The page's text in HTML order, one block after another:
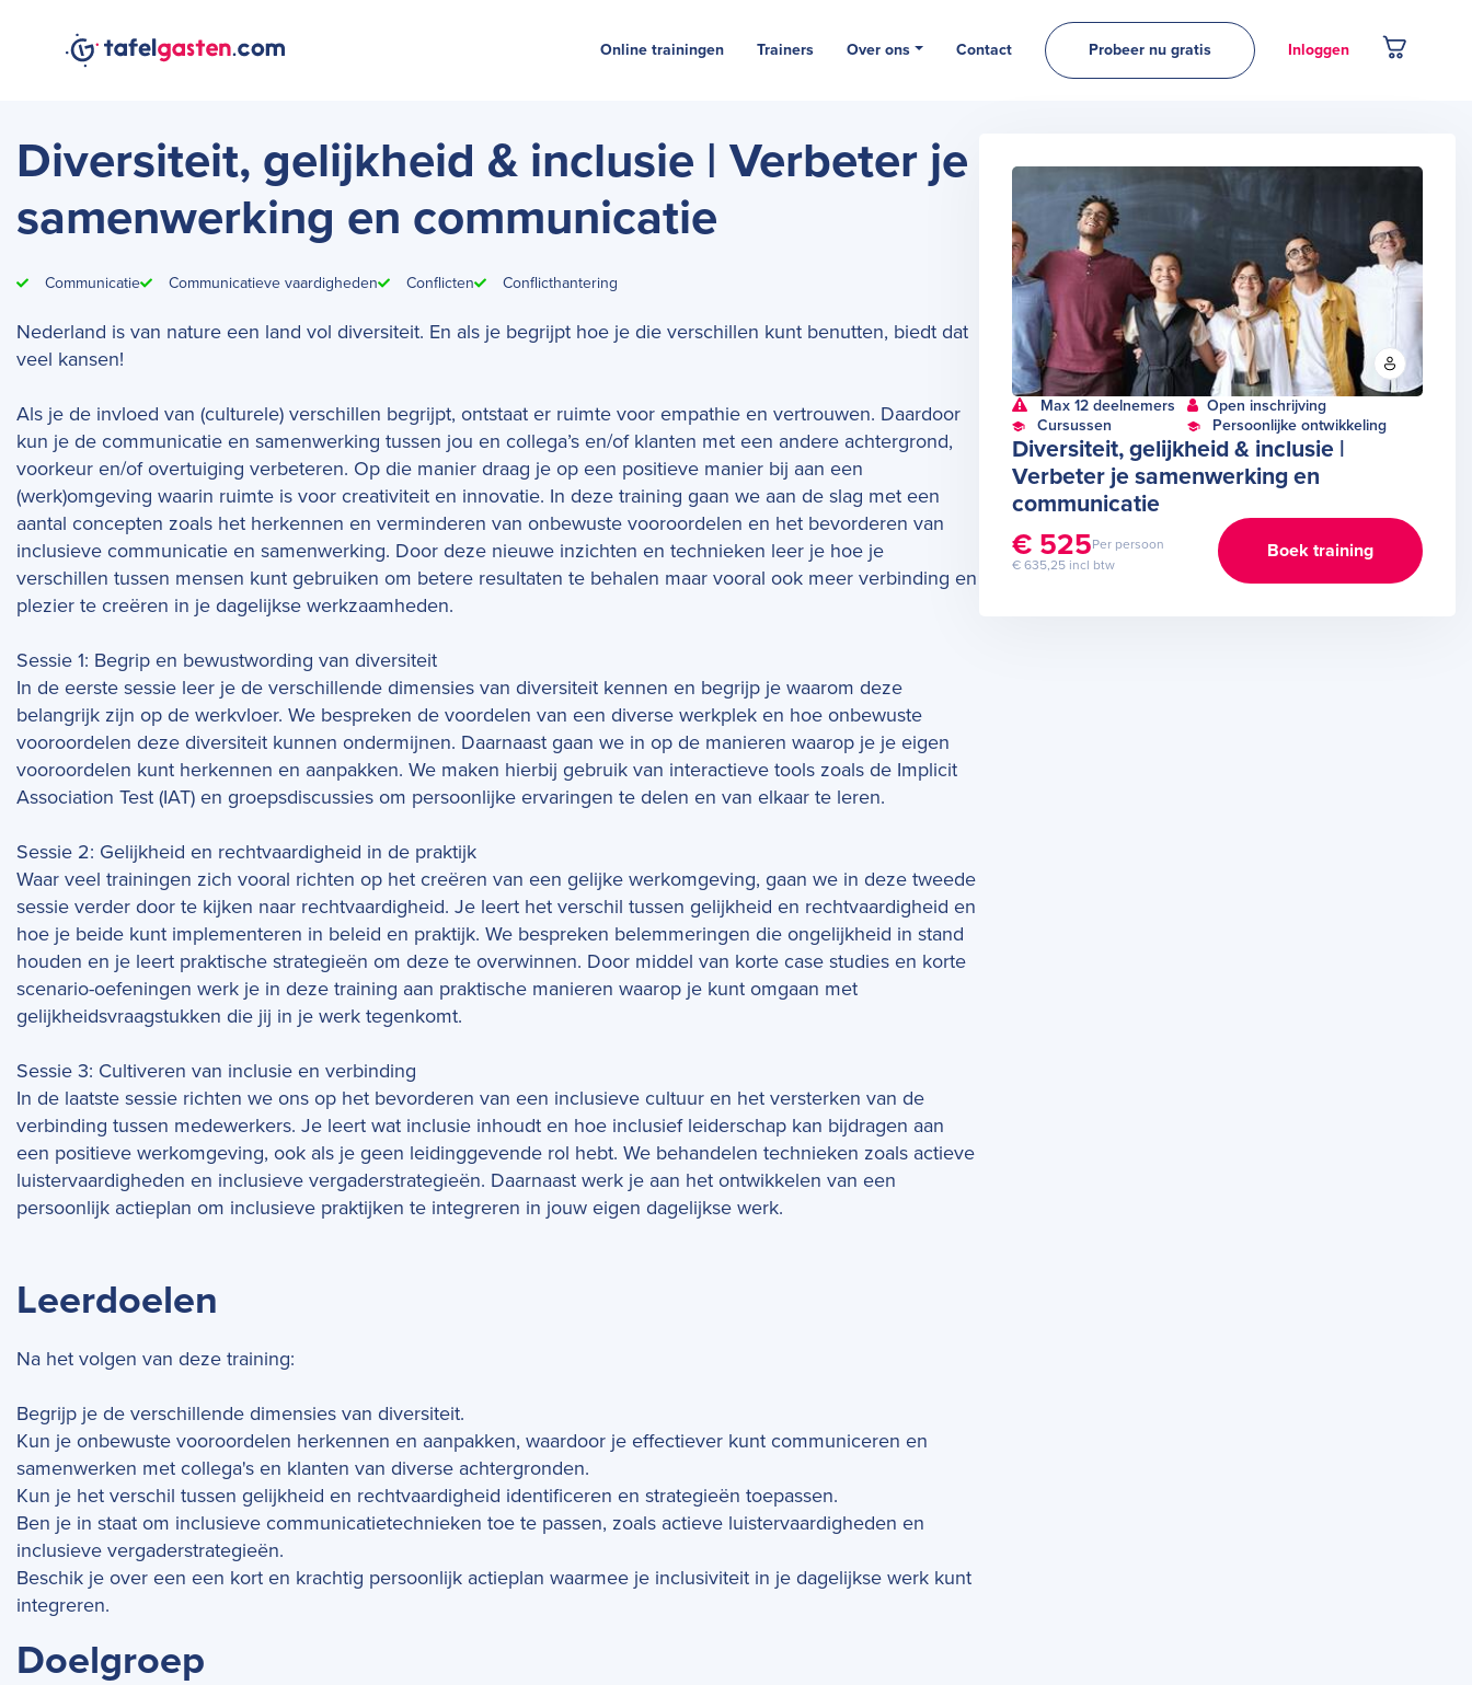
Online trainingen Trainers Over ons Contact Probeer nu gratis Inloggen
Max 12 deelnemers
Open inschrijving
Cursussen
Persoonlijke ontwikkeling
Diversiteit, gelijkheid & inclusie |
Verbeter je samenwerking en
communicatie
€ 525Per persoon
€ 635,25 incl btw
Boek training
Diversiteit, gelijkheid & inclusie | Verbeter je
samenwerking en communicatie
Communicatie Communicatieve vaardigheden Conflicten Conflicthantering
Nederland is van nature een land vol diversiteit. En als je begrijpt hoe je die verschillen kunt benutten, biedt dat
veel kansen!
Als je de invloed van (culturele) verschillen begrijpt, ontstaat er ruimte voor empathie en vertrouwen. Daardoor
kun je de communicatie en samenwerking tussen jou en collega’s en/of klanten met een andere achtergrond,
voorkeur en/of overtuiging verbeteren. Op die manier draag je op een positieve manier bij aan een
(werk)omgeving waarin ruimte is voor creativiteit en innovatie. In deze training gaan we aan de slag met een
aantal concepten zoals het herkennen en verminderen van onbewuste vooroordelen en het bevorderen van
inclusieve communicatie en samenwerking. Door deze nieuwe inzichten en technieken leer je hoe je
verschillen tussen mensen kunt gebruiken om betere resultaten te behalen maar vooral ook meer verbinding en
plezier te creëren in je dagelijkse werkzaamheden.
Sessie 1: Begrip en bewustwording van diversiteit
In de eerste sessie leer je de verschillende dimensies van diversiteit kennen en begrijp je waarom deze
belangrijk zijn op de werkvloer. We bespreken de voordelen van een diverse werkplek en hoe onbewuste
vooroordelen deze diversiteit kunnen ondermijnen. Daarnaast gaan we in op de manieren waarop je je eigen
vooroordelen kunt herkennen en aanpakken. We maken hierbij gebruik van interactieve tools zoals de Implicit
Association Test (IAT) en groepsdiscussies om persoonlijke ervaringen te delen en van elkaar te leren.
Sessie 2: Gelijkheid en rechtvaardigheid in de praktijk
Waar veel trainingen zich vooral richten op het creëren van een gelijke werkomgeving, gaan we in deze tweede
sessie verder door te kijken naar rechtvaardigheid. Je leert het verschil tussen gelijkheid en rechtvaardigheid en
hoe je beide kunt implementeren in beleid en praktijk. We bespreken belemmeringen die ongelijkheid in stand
houden en je leert praktische strategieën om deze te overwinnen. Door middel van korte case studies en korte
scenario-oefeningen werk je in deze training aan praktische manieren waarop je kunt omgaan met
gelijkheidsvraagstukken die jij in je werk tegenkomt.
Sessie 3: Cultiveren van inclusie en verbinding
In de laatste sessie richten we ons op het bevorderen van een inclusieve cultuur en het versterken van de
verbinding tussen medewerkers. Je leert wat inclusie inhoudt en hoe inclusief leiderschap kan bijdragen aan
een positieve werkomgeving, ook als je geen leidinggevende rol hebt. We behandelen technieken zoals actieve
luistervaardigheden en inclusieve vergaderstrategieën. Daarnaast werk je aan het ontwikkelen van een
persoonlijk actieplan om inclusieve praktijken te integreren in jouw eigen dagelijkse werk.
Leerdoelen
Na het volgen van deze training:
Begrijp je de verschillende dimensies van diversiteit.
Kun je onbewuste vooroordelen herkennen en aanpakken, waardoor je effectiever kunt communiceren en
samenwerken met collega's en klanten van diverse achtergronden.
Kun je het verschil tussen gelijkheid en rechtvaardigheid identificeren en strategieën toepassen.
Ben je in staat om inclusieve communicatietechnieken toe te passen, zoals actieve luistervaardigheden en
inclusieve vergaderstrategieën.
Beschik je over een een kort en krachtig persoonlijk actieplan waarmee je inclusiviteit in je dagelijkse werk kunt
integreren.
Doelgroep